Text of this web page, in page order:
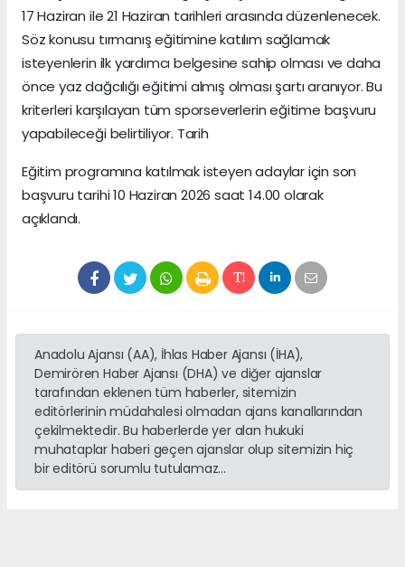
17 Haziran ile 21 Haziran tarihleri arasında düzenlenecek.
Söz konusu tırmanış eğitimine katılım sağlamak
isteyenlerin ilk yardımcı belgesine sahip olması ve daha
önce yaz dağcılığı eğitimi almış olması şartı aranıyor. Bu
kriterleri karşılayan tüm sporseverlerin eğitime başvuru
yapabileceği belirtiliyor. Tarih
Eğitim programına katılmak isteyen adaylar için son
başvuru tarihi 10 Haziran 2026 saat 14.00 olarak
açıklandı.
Anadolu Ajansı (AA), İhlas Haber Ajansı (İHA),
Demirören Haber Ajansı (DHA) ve diğer ajanslar
tarafından eklenen tüm haberler, sitemizin
editörlerinin müdahalesi olmadan ajans kanallarından
çekilmektedir. Bu haberlerde yer alan hukuki
muhataplar haberi geçen ajanslar olup sitemizin hiç
bir editörü sorumlu tutulamaz...